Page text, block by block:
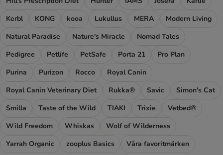
Kerbl
KONG kooa Lukullus MERA
Modern Living
Natural Paradise
Nature's Miracle
Nomad Tales
Pedigree
Petlife PetSafe Porta 21
Pro Plan
Purina
Purizon Rocco
Royal Canin
Royal Canin Veterinary Diet
Rukka® Savic
Simon's Cat
Smilla
Taste of the Wild TIAKI Trixie
Vetbed®
Wild Freedom
Whiskas
Wolf of Wilderness
Yarrah Organic
zooplus Basics Våra favoritmärken